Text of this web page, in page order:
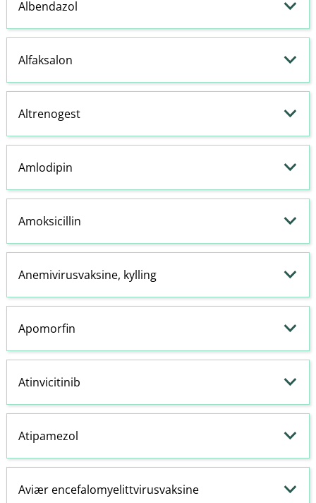
Albendazol
Alfaksalon
Altrenogest
Amlodipin
Amoksicillin
Anemivirusvaksine, kylling
Apomorfin
Atinvicitinib
Atipamezol
Aviær encefalomyelittvirusvaksine